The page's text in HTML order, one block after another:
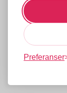
Preferanser